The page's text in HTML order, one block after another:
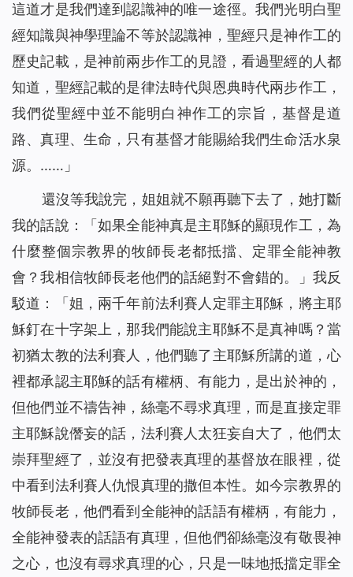
這道才是我們達到認識神的唯一途徑。我們光明白聖
經知識與神學理論不等於認識神，聖經只是神作工的
歷史記載，是神前兩步作工的見證，看過聖經的人都
知道，聖經記載的是律法時代與恩典時代兩步作工，
我們從聖經中並不能明白神作工的宗旨 ，基督是道
路、真理、生命，只有基督才能賜給我們生命活水泉
源。……」
還沒等我說完，姐姐就不願再聽下去了，她打斷
我的話說：「如果全能神真是主耶穌的顯現作工，為
什麼整個宗教界的牧師長老都抵擋、定罪全能神教
會？我相信牧師長老他們的話絕對不會錯的。」我反
駁道：「姐，兩千年前法利賽人定罪主耶穌，將主耶
穌釘在十字架上，那我們能說主耶穌不是真神嗎？當
初猶太教的法利賽人，他們聽了主耶穌所講的道，心
裡都承認主耶穌的話有權柄、有能力，是出於神的，
但他們並不禱告神，絲毫不尋求真理，而是直接定罪
主耶穌說僭妄的話，法利賽人太狂妄自大了，他們太
崇拜聖經了，並沒有把發表真理的基督放在眼裡，從
中看到法利賽人仇恨真理的撒但本性。如今宗教界的
牧師長老，他們看到全能神的話語有權柄，有能力，
全能神發表的話語有真理，但他們卻絲毫沒有敬畏神
之心，也沒有尋求真理的心，只是一味地抵擋定罪全